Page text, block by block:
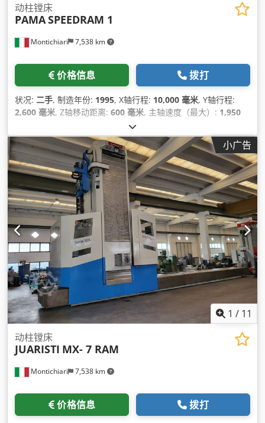
Montichiari 7,538 km
动柱镗床
PAMASPEEDRAM 1
价格信息 拨打
状况: 二手, 制造年份: 1995, X轴行程: 10,000 毫米, Y轴行程:
2,600 毫米, Z轴移动距离: 600 毫米, 主轴速度（最大）: 1,950
, 主轴孔径:
小广告
1 / 11
Montichiari 7,538 km
动柱镗床
JUARISTI MX- 7 RAM
价格信息 拨打